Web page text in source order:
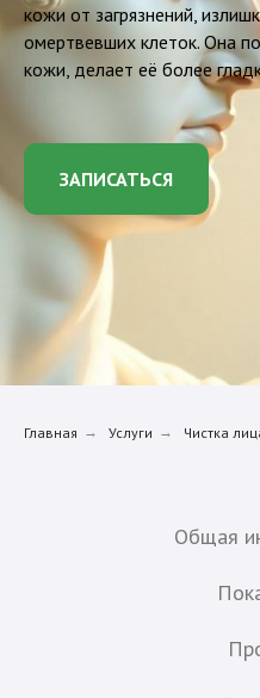
кожи от загрязнений,
омертвевших клеток. Она
кожи, делает её более
ЗАПИСАТЬСЯ
Главная → Услуги → Чистка
Общая